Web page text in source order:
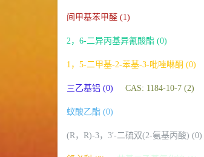
间甲基苯甲醛 (1)
2，6-二异丙基异氰酸酯 (0)
1，5-二甲基-2-苯基-3-吡唑啉酮 (0)
三乙基铝 (0) CAS: 1184-10-7 (2)
蚁酸乙酯 (0)
(R，R)-3，3′-二硫双(2-氨基丙酸) (0)